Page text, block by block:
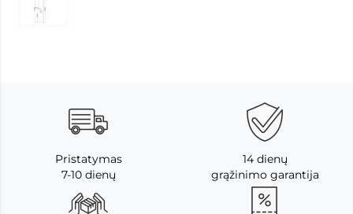
Pristatymas
7-10 dienų
14 dienų
grąžinimo garantija